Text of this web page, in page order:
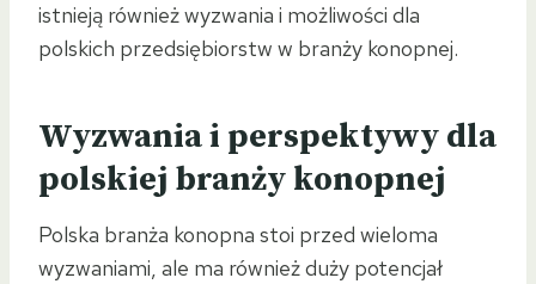
istnieją również wyzwania i możliwości dla
polskich przedsiębiorstw w branży konopnej.
Wyzwania i perspektywy dla
polskiej branży konopnej
Polska branża konopna stoi przed wieloma
wyzwaniami, ale ma również duży potencjał